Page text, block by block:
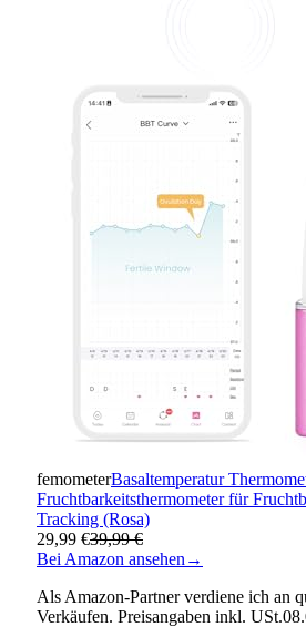
femometerBasaltemperatur
Fruchtbarkeitsthermometer für
Tracking (Rosa)
29,99 €39,99 €
Bei Amazon ansehen →
Als Amazon-Partner verdiene ich an
Verkäufen. Preisangaben inkl.